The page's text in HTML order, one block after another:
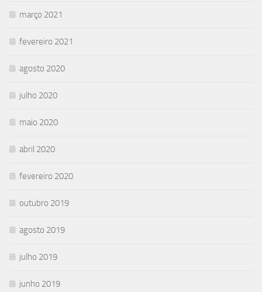
março 2021
fevereiro 2021
agosto 2020
julho 2020
maio 2020
abril 2020
fevereiro 2020
outubro 2019
agosto 2019
julho 2019
junho 2019